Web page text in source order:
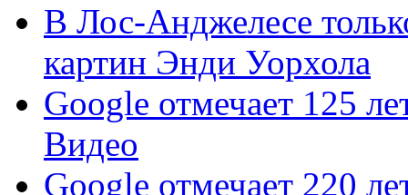
В Лос-Анджелесе
картин Энди Уорхола
Google отмечает 125
Видео
Google отмечает 220